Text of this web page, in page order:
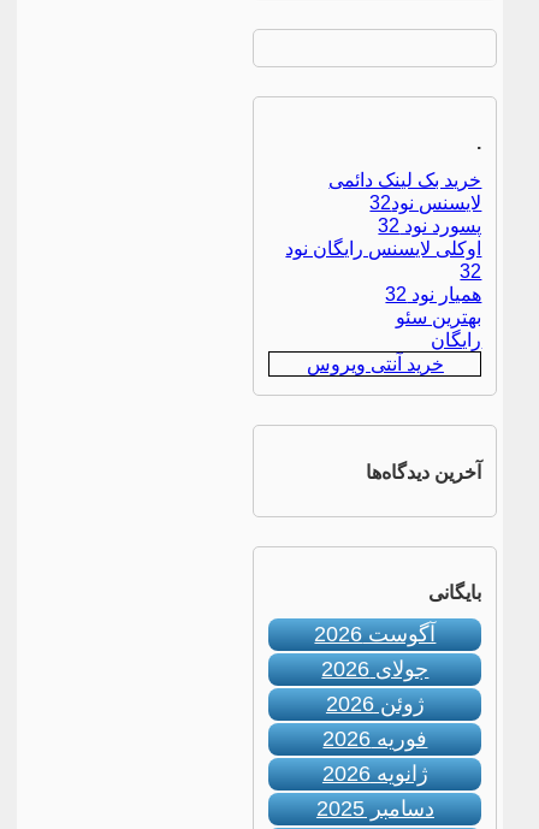
.
خرید بک لینک دائمی
لایسنس نود32
پسورد نود 32
اوکلی لایسنس رایگان نود
32
همیار نود 32
بهترین سئو
رایگان
خرید آنتی ویروس
آخرین دیدگاه‌ها
بایگانی
آگوست 2026
جولای 2026
ژوئن 2026
فوریه 2026
ژانویه 2026
دسامبر 2025